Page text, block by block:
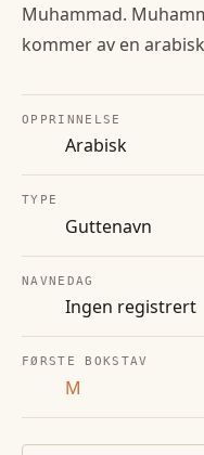
Muhammad.
kommer av en
OPPRINNELSE
Arabisk
TYPE
Guttenavn
NAVNEDAG
Ingen registrert
FØRSTE BOKSTAV
M